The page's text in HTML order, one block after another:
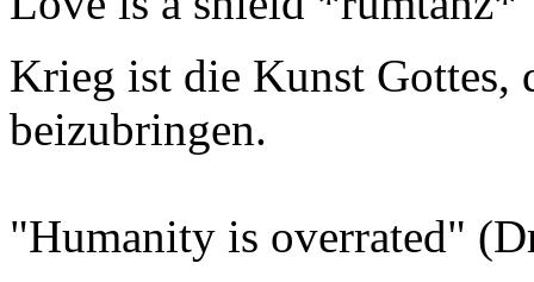
Krieg ist die Kunst Gottes,
beizubringen.
"Humanity is overrated"